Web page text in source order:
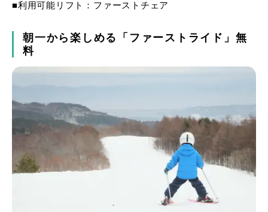
■利用可能リフト：ファーストチェア
朝一から楽しめる「ファーストライド」無
料